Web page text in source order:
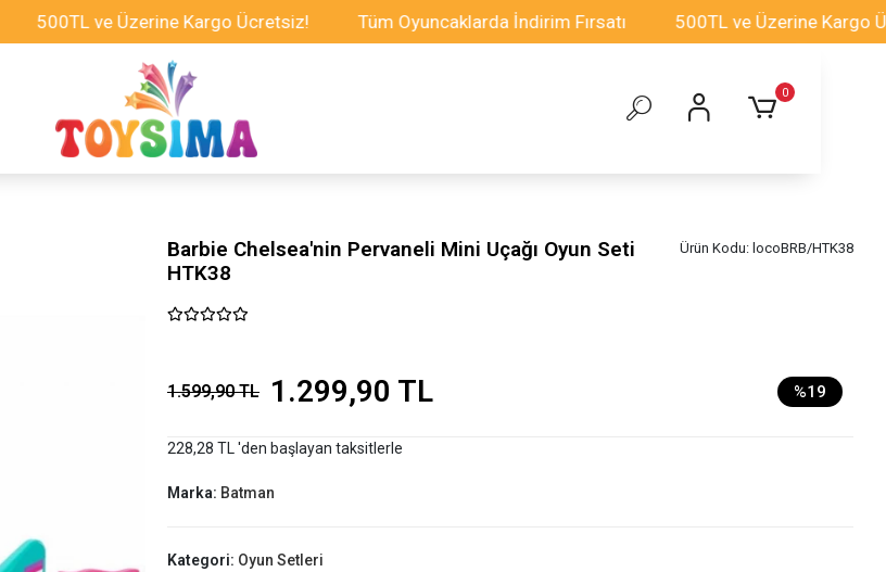
500TL ve Üzerine Kargo Ücretsiz! Tüm Oyuncaklarda İndirim Fırsatı 500TL ve Üzerine Kargo
0
Barbie Chelsea'nin Pervaneli Mini Uçağı Oyun Seti
HTK38
Ürün Kodu: locoBRB/HTK38
1.599,90 TL 1.299,90 TL %19
228,28 TL 'den başlayan taksitlerle
Marka: Batman
Kategori: Oyun Setleri